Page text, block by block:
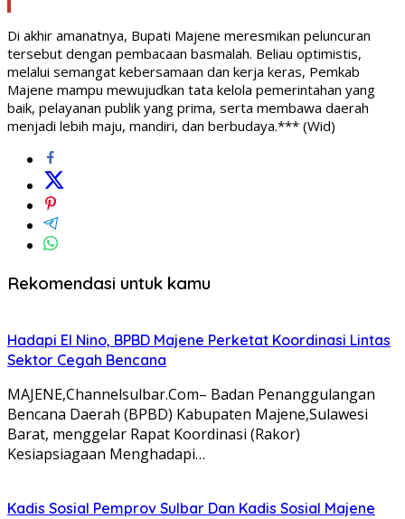
Di akhir amanatnya, Bupati Majene meresmikan peluncuran
tersebut dengan pembacaan basmalah. Beliau optimistis,
melalui semangat kebersamaan dan kerja keras, Pemkab
Majene mampu mewujudkan tata kelola pemerintahan yang
baik, pelayanan publik yang prima, serta membawa daerah
menjadi lebih maju, mandiri, dan berbudaya.*** (Wid)
Rekomendasi untuk kamu
Hadapi El Nino, BPBD Majene Perketat Koordinasi Lintas
Sektor Cegah Bencana
MAJENE,Channelsulbar.Com– Badan Penanggulangan
Bencana Daerah (BPBD) Kabupaten Majene,Sulawesi
Barat, menggelar Rapat Koordinasi (Rakor)
Kesiapsiagaan Menghadapi…
Kadis Sosial Pemprov Sulbar Dan Kadis Sosial Majene